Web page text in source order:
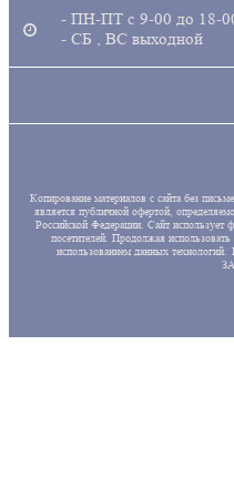
- ПН-ПТ с 9-00 до 18-
- СБ , ВС выходной
Копирование материалов с сайта без
является публичной офертой,
Российской Федерации. Сайт использует
посетителей. Продолжая
использованием данных